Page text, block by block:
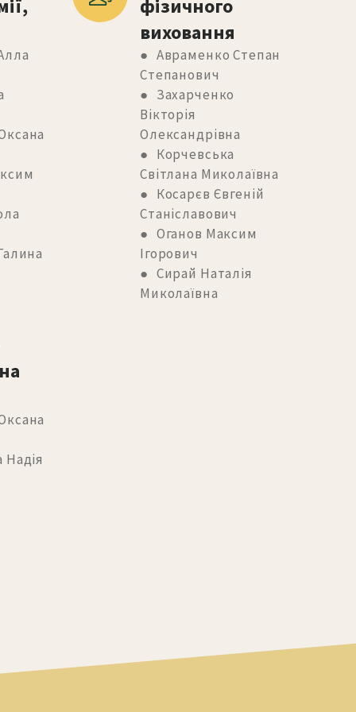
фізичного
виховання
● Авраменко Степан
Степанович
● Захарченко
Вікторія
Олександрівна
● Корчевська
Світлана Миколаївна
● Косарєв Євгеній
Станіславович
● Оганов Максим
Ігорович
● Сирай Наталія
Миколаївна